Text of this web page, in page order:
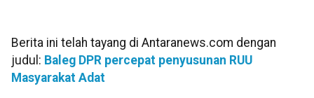
Berita ini telah tayang di Antaranews.com dengan
judul: Baleg DPR percepat penyusunan RUU
Masyarakat Adat